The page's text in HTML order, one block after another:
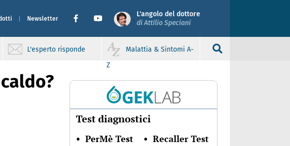
Newsletter
L'angolo del dottore
di Attilio Speciani
L'esperto risponde
Malattia & Sintomi A-
Z
Test diagnostici
• PerMè Test • Recaller Test